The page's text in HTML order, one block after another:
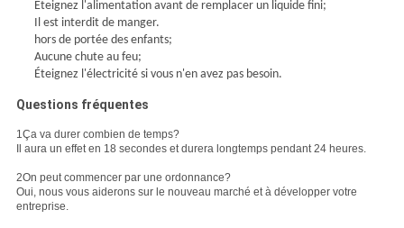
Éteignez l'alimentation avant de remplacer un liquide fini;
Il est interdit de manger.
hors de portée des enfants;
Aucune chute au feu;
Éteignez l'électricité si vous n'en avez pas besoin.
Questions fréquentes
1Ça va durer combien de temps?
Il aura un effet en 18 secondes et durera longtemps pendant 24 heures.
2On peut commencer par une ordonnance?
Oui, nous vous aiderons sur le nouveau marché et à développer votre
entreprise.